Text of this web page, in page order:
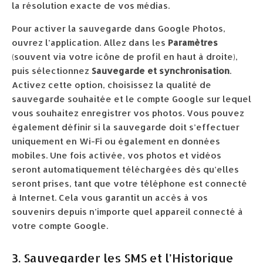
la résolution exacte de vos médias.
Pour activer la sauvegarde dans Google Photos,
ouvrez l’application. Allez dans les Paramètres
(souvent via votre icône de profil en haut à droite),
puis sélectionnez Sauvegarde et synchronisation.
Activez cette option, choisissez la qualité de
sauvegarde souhaitée et le compte Google sur lequel
vous souhaitez enregistrer vos photos. Vous pouvez
également définir si la sauvegarde doit s’effectuer
uniquement en Wi-Fi ou également en données
mobiles. Une fois activée, vos photos et vidéos
seront automatiquement téléchargées dès qu’elles
seront prises, tant que votre téléphone est connecté
à Internet. Cela vous garantit un accès à vos
souvenirs depuis n’importe quel appareil connecté à
votre compte Google.
3. Sauvegarder les SMS et l’Historique